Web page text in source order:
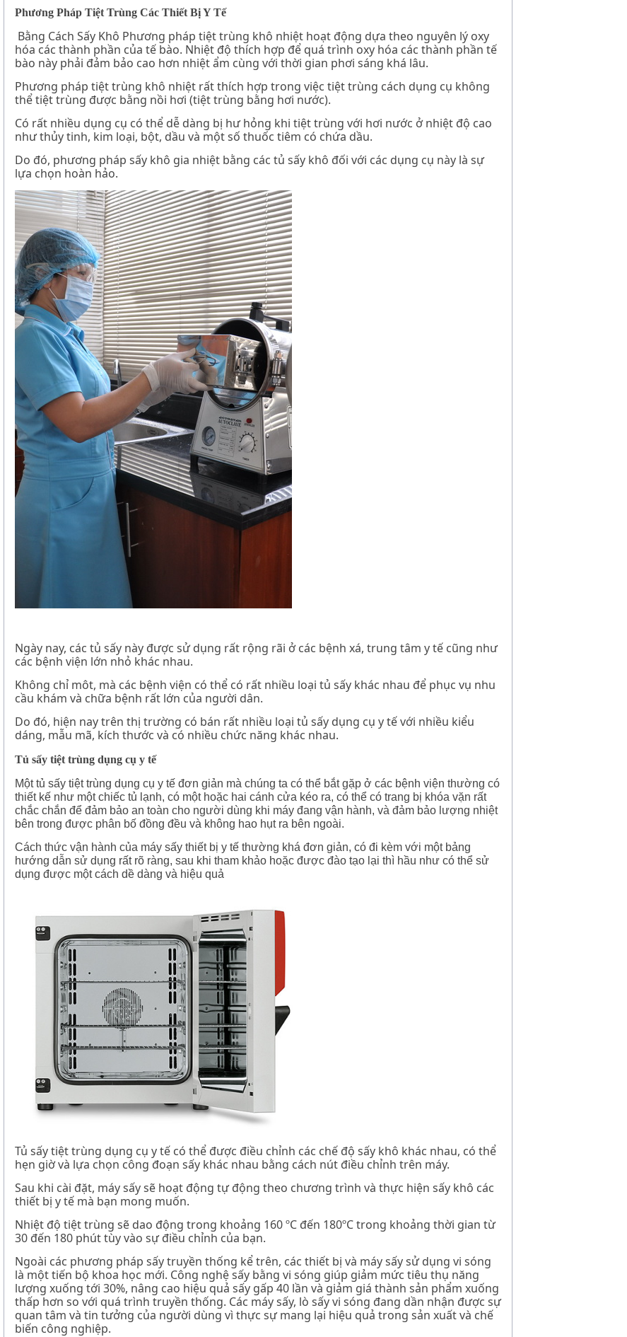
Phương Pháp Tiệt Trùng Các Thiết Bị Y Tế
Bằng Cách Sấy Khô Phương pháp tiệt trùng khô nhiệt hoạt động dựa theo nguyên lý oxy
hóa các thành phần của tế bào. Nhiệt độ thích hợp để quá trình oxy hóa các thành phần tế
bào này phải đảm bảo cao hơn nhiệt ẩm cùng với thời gian phơi sáng khá lâu.
Phương pháp tiệt trùng khô nhiệt rất thích hợp trong việc tiệt trùng cách dụng cụ không
thể tiệt trùng được bằng nồi hơi (tiệt trùng bằng hơi nước).
Có rất nhiều dụng cụ có thể dễ dàng bị hư hỏng khi tiệt trùng với hơi nước ở nhiệt độ cao
như thủy tinh, kim loại, bột, dầu và một số thuốc tiêm có chứa dầu.
Do đó, phương pháp sấy khô gia nhiệt bằng các tủ sấy khô đối với các dụng cụ này là sự
lựa chọn hoàn hảo.
Ngày nay, các tủ sấy này được sử dụng rất rộng rãi ở các bệnh xá, trung tâm y tế cũng như
các bệnh viện lớn nhỏ khác nhau.
Không chỉ môt, mà các bệnh viện có thể có rất nhiều loại tủ sấy khác nhau để phục vụ nhu
cầu khám và chữa bệnh rất lớn của người dân.
Do đó, hiện nay trên thị trường có bán rất nhiều loại tủ sấy dụng cụ y tế với nhiều kiểu
dáng, mẫu mã, kích thước và có nhiều chức năng khác nhau.
Tủ sấy tiệt trùng dụng cụ y tế
Mộttủ sấy tiệt trùng dụng cụ y tế đơn giản mà chúng ta có thể bắt gặp ở các bệnh viện thường có
thiết kế như một chiếc tủ lạnh, có một hoặc hai cánh cửa kéo ra, có thể có trang bị khóa vặn rất
chắc chắn để đảm bảo an toàn cho người dùng khi máy đang vận hành, và đảm bảo lượng nhiệt
bên trong được phân bố đồng đều và không hao hụt ra bên ngoài.
Cách thức vận hành của máy sấy thiết bị y tế thường khá đơn giản, có đi kèm với một bảng
hướng dẫn sử dụng rất rõ ràng, sau khi tham khảo hoặc được đào tạo lại thì hầu như có thể sử
dụng được một cách dề dàng và hiệu quả
Tủ sấy tiệt trùng dụng cụ y tế có thể được điều chỉnh các chế độ sấy khô khác nhau, có thể
hẹn giờ và lựa chọn công đoạn sấy khác nhau bằng cách nút điều chỉnh trên máy.
Sau khi cài đặt, máy sấy sẽ hoạt động tự động theo chương trình và thực hiện sấy khô các
thiết bị y tế mà bạn mong muốn.
Nhiệt độ tiệt trùng sẽ dao động trong khoảng 160ºC đến 180ºC trong khoảng thời gian từ
30 đến 180 phút tùy vào sự điều chỉnh của bạn.
Ngoài các phương pháp sấy truyền thống kể trên, các thiết bị và máy sấy sử dụng vi sóng
là một tiến bộ khoa học mới. Công nghệ sấy bằng vi sóng giúp giảm mức tiêu thụ năng
lượng xuống tới 30%, nâng cao hiệu quả sấy gấp 40 lần và giảm giá thành sản phẩm xuống
thấp hơn so với quá trình truyền thống. Các máy sấy, lò sấy vi sóng đang dần nhận được sự
quan tâm và tin tưởng của người dùng vì thực sự mang lại hiệu quả trong sản xuất và chế
biến công nghiệp.